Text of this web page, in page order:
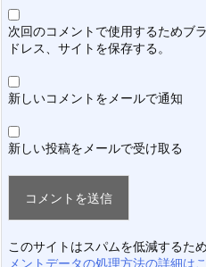
次回のコメントで使用するためブ
ドレス、サイトを保存する。
新しいコメントをメールで通知
新しい投稿をメールで受け取る
このサイトはスパムを低減するた
メントデータの処理方法の詳細は